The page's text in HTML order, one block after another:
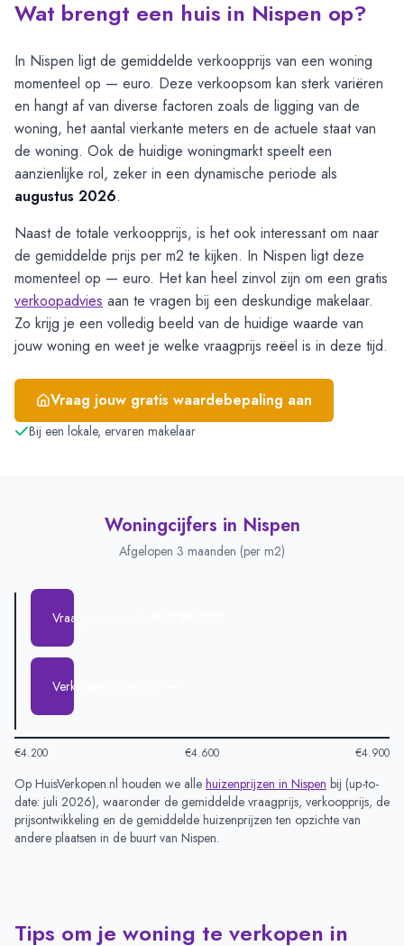
Wat brengt een huis in Nispen op?
In Nispen ligt de gemiddelde verkoopprijs van een woning
momenteel op — euro. Deze verkoopsom kan sterk variëren
en hangt af van diverse factoren zoals de ligging van de
woning, het aantal vierkante meters en de actuele staat van
de woning. Ook de huidige woningmarkt speelt een
aanzienlijke rol, zeker in een dynamische periode als
augustus 2026.
Naast de totale verkoopprijs, is het ook interessant om naar
de gemiddelde prijs per m2 te kijken. In Nispen ligt deze
momenteel op — euro. Het kan heel zinvol zijn om een gratis
verkoopadvies aan te vragen bij een deskundige makelaar.
Zo krijg je een volledig beeld van de huidige waarde van
jouw woning en weet je welke vraagprijs reëel is in deze tijd.
Vraag jouw gratis waardebepaling aan
Bij een lokale, ervaren makelaar
Woningcijfers in Nispen
Afgelopen 3 maanden (per m2)
Vraagprijs per m2
Verkoopprijs per m2
€4.200 €4.600 €4.900
Op HuisVerkopen.nl houden we alle huizenprijzen in Nispen bij (up-to-
date: juli 2026), waaronder de gemiddelde vraagprijs, verkoopprijs, de
prijsontwikkeling en de gemiddelde huizenprijzen ten opzichte van
andere plaatsen in de buurt van Nispen.
Tips om je woning te verkopen in